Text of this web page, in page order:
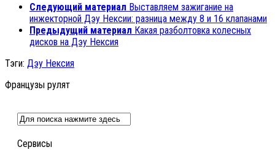
Следующий материал Выставляем зажигание на
инжекторной Дэу Нексии: разница между 8 и 16 клапанами
Предыдущий материал Какая разболтовка колесных
дисков на Дэу Нексия
Тэги: Дэу Нексия
Французы рулят
Сервисы